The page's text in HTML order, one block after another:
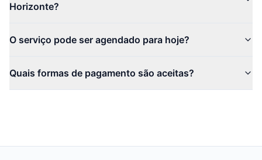
Horizonte?
O serviço pode ser agendado para hoje?
Quais formas de pagamento são aceitas?